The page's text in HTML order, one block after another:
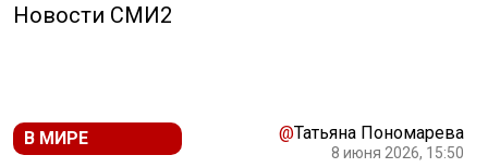
Новости СМИ2
В МИРЕ @Татьяна Пономарева
8 июня 2026, 15:50